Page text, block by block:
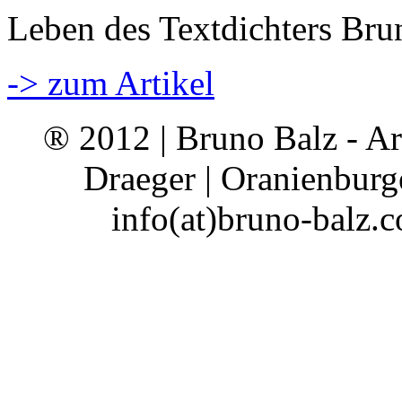
Leben des Textdichters
-> zum Artikel
® 2012 | Bruno Balz -
Draeger |
info(at)bruno-